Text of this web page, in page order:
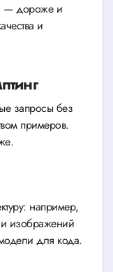
— дороже и
и
запросы без
примеров.
например,
изображений
для кода.